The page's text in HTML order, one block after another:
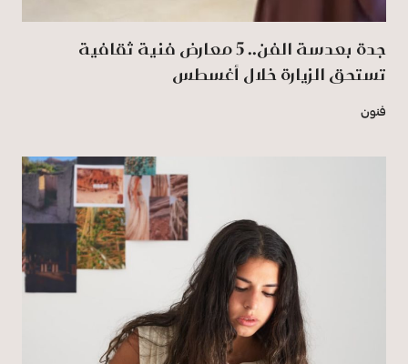
جدة بعدسة الفن.. 5 معارض فنية ثقافية
تستحق الزيارة خلال أغسطس
فنون